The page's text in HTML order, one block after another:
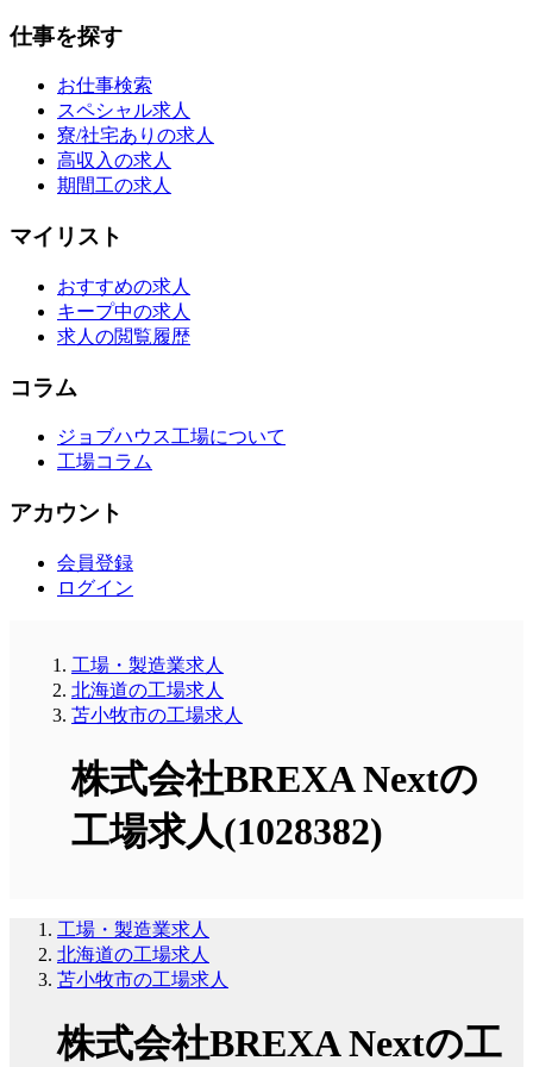
仕事を探す
お仕事検索
スペシャル求人
寮/社宅ありの求人
高収入の求人
期間工の求人
マイリスト
おすすめの求人
キープ中の求人
求人の閲覧履歴
コラム
ジョブハウス工場について
工場コラム
アカウント
会員登録
ログイン
工場・製造業求人
北海道の工場求人
苫小牧市の工場求人
株式会社BREXA Nextの
工場求人(1028382)
工場・製造業求人
北海道の工場求人
苫小牧市の工場求人
株式会社BREXA Nextの工